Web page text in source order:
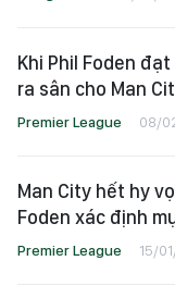
Khi Phil Foden
ra sân cho Man
Premier League 08/
Man City hết hy
Foden xác định
Premier League 15/